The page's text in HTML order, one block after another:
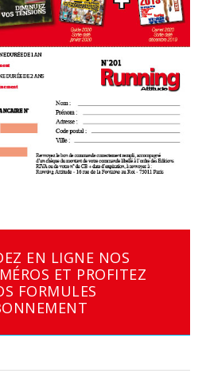
EN LIGNE NOS
ET PROFITEZ
FORMULES